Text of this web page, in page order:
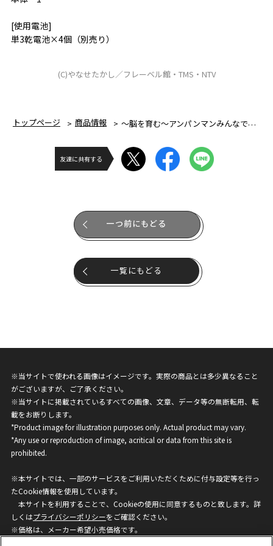
[使用電池]
単3乾電池×4個（別売り）
(C)やなせたかし／フレーベル館・TMS・NTV
トップページ 商品情報 ～脳を育む～アンパンマンみんなでコンサート
友達に共有する
一つ前にもどる
一覧にもどる
※当サイトで使われる画像はイメージです。実際の商品とは多少異なること
がございますが、ご了承ください。
※当サイトに掲載されているすべての画像、文章、データ等の無断転用、転
載をお断りします。
*Product image for illustration purposes only. Actual product may vary.
*Any use or reproduction of image, acritical or data from this site is
prohibited.
※本サイトでは、一部のサービスをご利用いただくために付与設定等を行っ
たCookie情報を使用しています。
本サイトを利用することで、Cookieの使用に同意するものと致します。詳
しくはプライバシーポリシーをご確認ください。
※価格は、メーカー希望小売価格です。